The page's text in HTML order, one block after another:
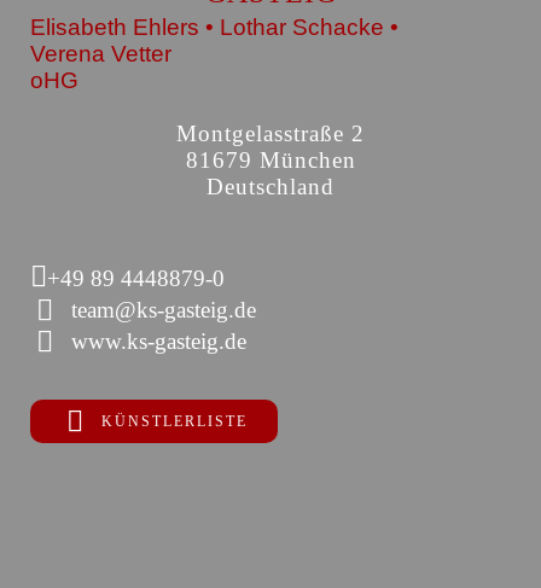
Elisabeth Ehlers • Lothar Schacke •
Verena Vetter
oHG
Montgelasstraße 2
81679 München
Deutschland
+49 89 4448879-0
team@ks-gasteig.de
www.ks-gasteig.de
KÜNSTLERLISTE